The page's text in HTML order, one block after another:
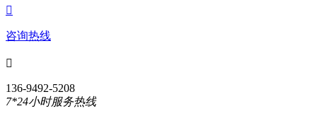

咨询热线

136-9492-5208
7*24小时服务热线